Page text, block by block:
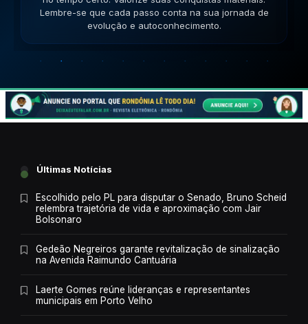
cada passo conta na sua jornada de evolução e
autoconhecimento.
Últimas Notícias
Escolhido pelo PL para disputar o Senado, Bruno Scheid
relembra trajetória de vida e aproximação com Jair
Bolsonaro
Gedeão Negreiros garante revitalização de sinalização
na Avenida Raimundo Cantuária
Laerte Gomes reúne lideranças e representantes
municipais em Porto Velho